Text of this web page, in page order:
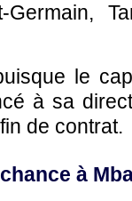
le
à sa
de contrat.
à